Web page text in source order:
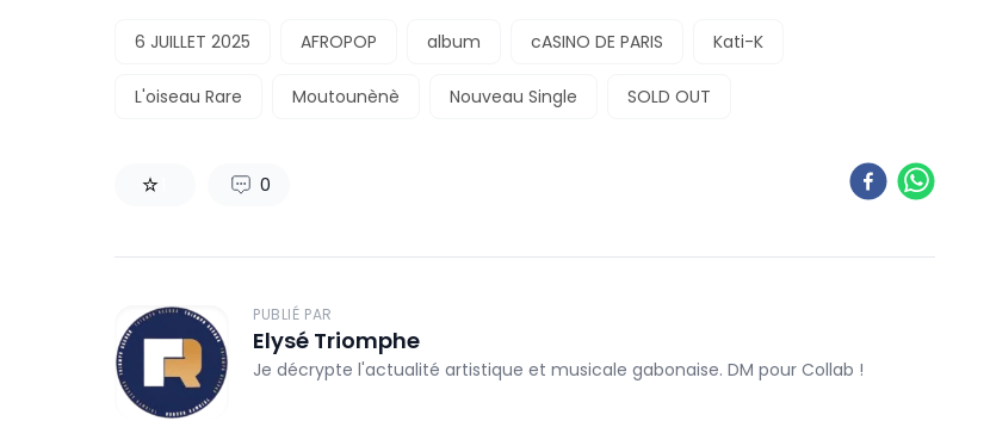
6 JUILLET 2025 AFROPOP album cASINO DE PARIS Kati-K
L'oiseau Rare Moutounènè Nouveau Single SOLD OUT
0
PUBLIÉ PAR
Elysé Triomphe
Je décrypte l'actualité artistique et musicale gabonaise. DM pour Collab !